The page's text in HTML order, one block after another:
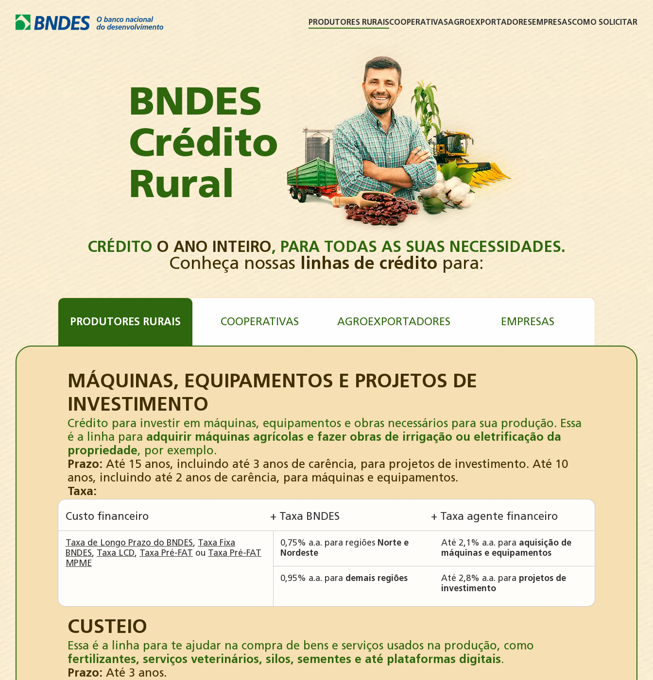
PRODUTORES RURAISCOOPERATIVASAGROEXPORTADORESEMPRESASCOMO SOLICITAR
BNDES
Crédito
Rural
CRÉDITO O ANO INTEIRO, PARA TODAS AS SUAS NECESSIDADES.
Conheça nossas linhas de crédito para:
PRODUTORES RURAIS COOPERATIVAS AGROEXPORTADORES EMPRESAS
MÁQUINAS, EQUIPAMENTOS E PROJETOS DE
INVESTIMENTO
Crédito para investir em máquinas, equipamentos e obras necessários para sua produção. Essa
é a linha para adquirir máquinas agrícolas e fazer obras de irrigação ou eletrificação da
propriedade, por exemplo.
Prazo: Até 15 anos, incluindo até 3 anos de carência, para projetos de investimento. Até 10
anos, incluindo até 2 anos de carência, para máquinas e equipamentos.
Taxa:
Custo financeiro
Taxa de Longo Prazo do BNDES, Taxa Fixa
BNDES, Taxa LCD, Taxa Pré-FAT ou Taxa Pré-FAT
MPME
+ Taxa BNDES
0,75% a.a. para regiões Norte e
Nordeste
0,95% a.a. para demais regiões
+ Taxa agente financeiro
Até 2,1% a.a. para aquisição de
máquinas e equipamentos
Até 2,8% a.a. para projetos de
investimento
CUSTEIO
Essa é a linha para te ajudar na compra de bens e serviços usados na produção, como
fertilizantes, serviços veterinários, silos, sementes e até plataformas digitais.
Prazo: Até 3 anos.